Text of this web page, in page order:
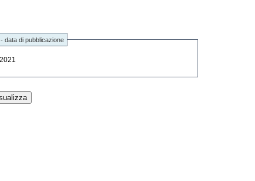
data di pubblicazione
: 2021